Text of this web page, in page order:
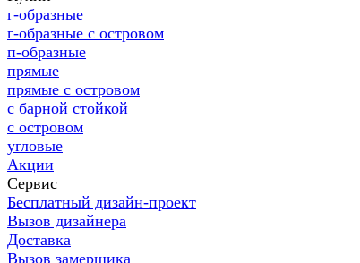
г-образные
г-образные с островом
п-образные
прямые
прямые с островом
с барной стойкой
с островом
угловые
Акции
Сервис
Бесплатный дизайн-проект
Вызов дизайнера
Доставка
Вызов замерщика